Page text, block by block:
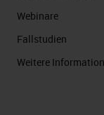
Webinare
Fallstudien
Weitere